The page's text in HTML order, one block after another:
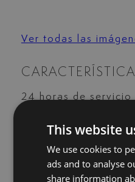
Ver todas las
24 horas de servicio
Almacén
Ascensor
Baño turco
This website
We use cookies to
ads and to analyse
share information